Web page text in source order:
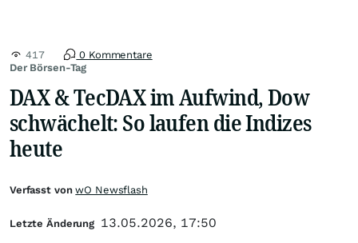
Der Börsen-Tag
417 0 Kommentare
DAX & TecDAX im Aufwind, Dow
schwächelt: So laufen die Indizes
heute
Verfasst vonwO Newsflash
Letzte Änderung 13.05.2026, 17:50